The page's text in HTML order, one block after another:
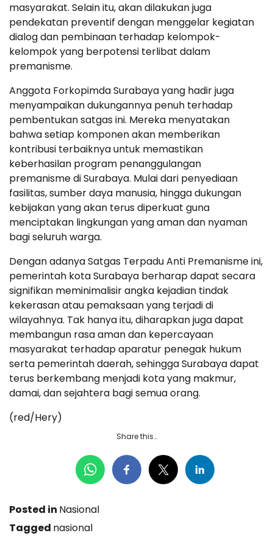
masyarakat. Selain itu, akan dilakukan juga
pendekatan preventif dengan menggelar kegiatan
dialog dan pembinaan terhadap kelompok-
kelompok yang berpotensi terlibat dalam
premanisme.
Anggota Forkopimda Surabaya yang hadir juga
menyampaikan dukungannya penuh terhadap
pembentukan satgas ini. Mereka menyatakan
bahwa setiap komponen akan memberikan
kontribusi terbaiknya untuk memastikan
keberhasilan program penanggulangan
premanisme di Surabaya. Mulai dari penyediaan
fasilitas, sumber daya manusia, hingga dukungan
kebijakan yang akan terus diperkuat guna
menciptakan lingkungan yang aman dan nyaman
bagi seluruh warga.
Dengan adanya Satgas Terpadu Anti Premanisme ini,
pemerintah kota Surabaya berharap dapat secara
signifikan meminimalisir angka kejadian tindak
kekerasan atau pemaksaan yang terjadi di
wilayahnya. Tak hanya itu, diharapkan juga dapat
membangun rasa aman dan kepercayaan
masyarakat terhadap aparatur penegak hukum
serta pemerintah daerah, sehingga Surabaya dapat
terus berkembang menjadi kota yang makmur,
damai, dan sejahtera bagi semua orang.
(red/Hery)
Share this…
Posted in Nasional
Tagged nasional